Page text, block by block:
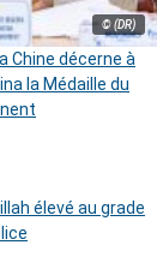
© (DR)
Chine décerne à
la Médaille du
élevé au grade